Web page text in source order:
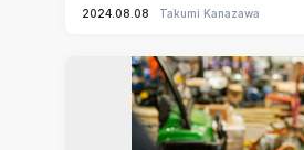
2024.08.08 Takumi Kanazawa